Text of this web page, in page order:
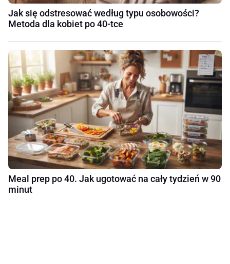
Jak się odstresować według typu osobowości?
Metoda dla kobiet po 40-tce
Meal prep po 40. Jak ugotować na cały tydzień w 90
minut